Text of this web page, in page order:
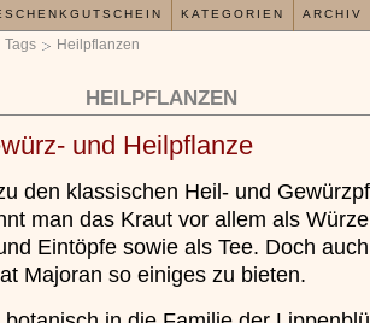
Tags Heilpflanzen
HEILPFLANZEN
und Heilpflanze
den klassischen Heil- und
man das Kraut vor allem als
Eintöpfe sowie als Tee. Doch auch
Majoran so einiges zu bieten.
Erfahrungen mit und
»»»
KATEGORIEN ARCHIV